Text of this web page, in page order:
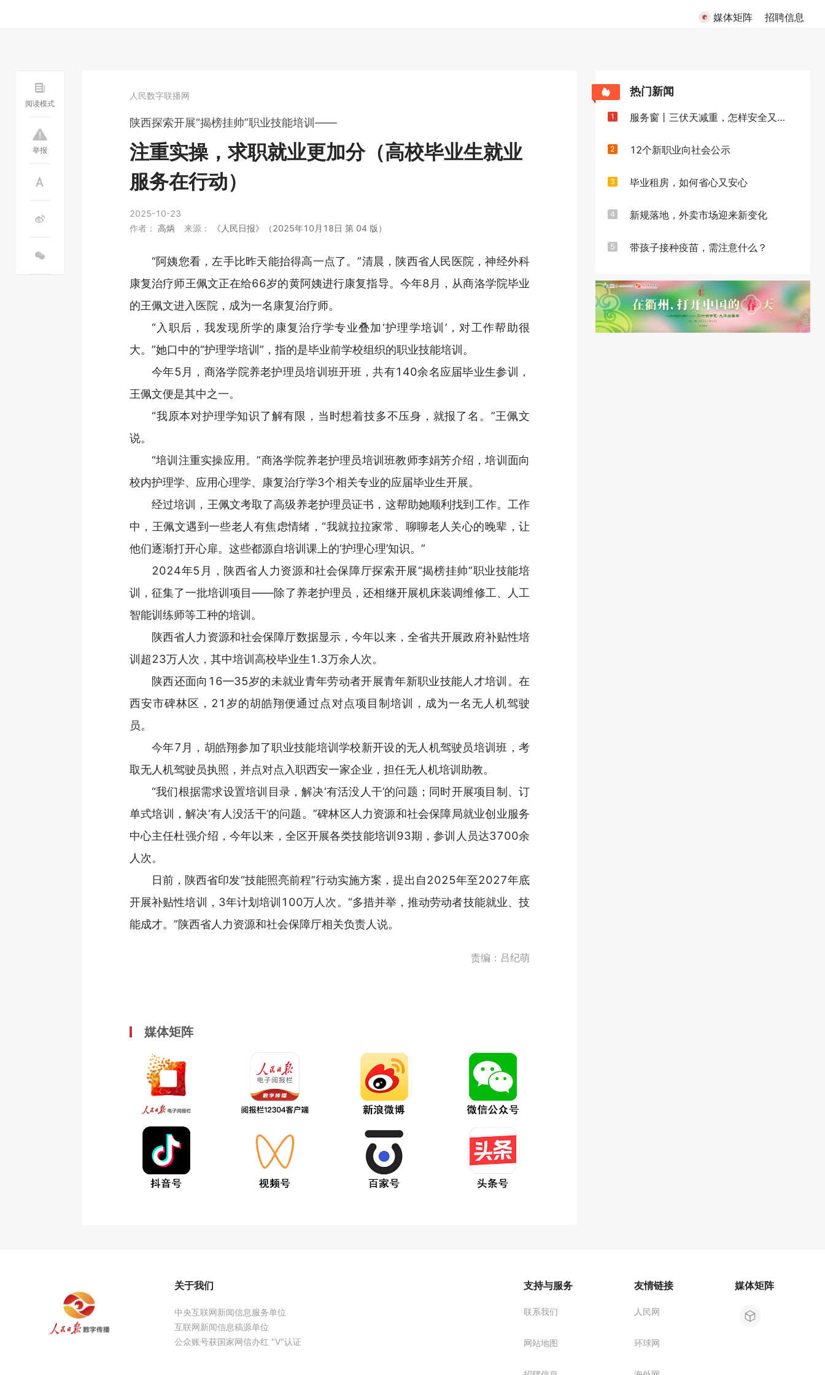
媒体矩阵 招聘信息
阅读模式
举报
人民数字联播网
陕西探索开展“揭榜挂帅”职业技能培训——
注重实操，求职就业更加分（高校毕业生就业
服务在行动）
2025-10-23
作者： 高炳 来源： 《人民日报》（2025年10月18日 第 04 版）
“阿姨您看，左手比昨天能抬得高一点了。”清晨，陕西省人民医院，神经外科
康复治疗师王佩文正在给66岁的黄阿姨进行康复指导。今年8月，从商洛学院毕业
的王佩文进入医院，成为一名康复治疗师。
“入职后，我发现所学的康复治疗学专业叠加‘护理学培训’，对工作帮助很
大。”她口中的“护理学培训”，指的是毕业前学校组织的职业技能培训。
今年5月，商洛学院养老护理员培训班开班，共有140余名应届毕业生参训，
王佩文便是其中之一。
“我原本对护理学知识了解有限，当时想着技多不压身，就报了名。”王佩文
说。
“培训注重实操应用。”商洛学院养老护理员培训班教师李娟芳介绍，培训面向
校内护理学、应用心理学、康复治疗学3个相关专业的应届毕业生开展。
经过培训，王佩文考取了高级养老护理员证书，这帮助她顺利找到工作。工作
中，王佩文遇到一些老人有焦虑情绪，“我就拉拉家常、聊聊老人关心的晚辈，让
他们逐渐打开心扉。这些都源自培训课上的‘护理心理’知识。”
2024年5月，陕西省人力资源和社会保障厅探索开展“揭榜挂帅”职业技能培
训，征集了一批培训项目——除了养老护理员，还相继开展机床装调维修工、人工
智能训练师等工种的培训。
陕西省人力资源和社会保障厅数据显示，今年以来，全省共开展政府补贴性培
训超23万人次，其中培训高校毕业生1.3万余人次。
陕西还面向16—35岁的未就业青年劳动者开展青年新职业技能人才培训。在
西安市碑林区，21岁的胡皓翔便通过点对点项目制培训，成为一名无人机驾驶
员。
今年7月，胡皓翔参加了职业技能培训学校新开设的无人机驾驶员培训班，考
取无人机驾驶员执照，并点对点入职西安一家企业，担任无人机培训助教。
“我们根据需求设置培训目录，解决‘有活没人干’的问题；同时开展项目制、订
单式培训，解决‘有人没活干’的问题。”碑林区人力资源和社会保障局就业创业服务
中心主任杜强介绍，今年以来，全区开展各类技能培训93期，参训人员达3700余
人次。
日前，陕西省印发“技能照亮前程”行动实施方案，提出自2025年至2027年底
开展补贴性培训，3年计划培训100万人次。“多措并举，推动劳动者技能就业、技
能成才。”陕西省人力资源和社会保障厅相关负责人说。
责编：吕纪萌
媒体矩阵
热门新闻
1 服务窗丨三伏天减重，怎样安全又高效
2 12个新职业向社会公示
3 毕业租房，如何省心又安心
4 新规落地，外卖市场迎来新变化
5 带孩子接种疫苗，需注意什么？
关于我们
中央互联网新闻信息服务单位
互联网新闻信息稿源单位
公众账号获国家网信办红 "V"认证
支持与服务
联系我们
网站地图
友情链接
人民网
环球网
媒体矩阵